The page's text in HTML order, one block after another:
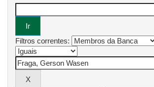
Filtros correntes: